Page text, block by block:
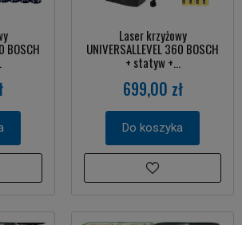
BOSCH
Laser krzyżowy
UNIVERSALLEVEL 360 BOSCH
+ statyw +...
699,00 zł
Do koszyka